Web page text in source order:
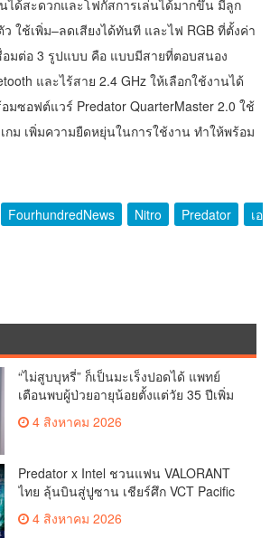
ได้สะดวกและโฟกัสการเล่นได้มากขึ้น มีลูก
ใช้เพิ่ม–ลดเสียงได้ทันที และไฟ RGB ที่ตั้งค่า
อมต่อ 3 รูปแบบ คือ แบบมีสายที่ตอบสนอง
และไร้สาย 2.4 GHz ให้เลือกใช้งานได้
ซอฟต์แวร์ Predator QuarterMaster 2.0 ใช้
กม เพิ่มความยืดหยุ่นในการใช้งาน ทำให้พร้อม
FourhundredNews Nitro Predator
เอ
“ไม่สูบบุหรี่” ก็เป็นมะเร็งปอดได้ แพทย์
เตือนพบผู้ป่วยอายุน้อยตั้งแต่วัย 35 ปีเพิ่ม
ขึ้นคนไทยกว่า 70% รู้ตัวเมื่อโรคลุกลาม
4 สิงหาคม 2026
Predator x Intel ชวนแฟน VALORANT
ไทย ลุ้นบินสู่ปูซาน เชียร์ศึก VCT Pacific
Finals Busan ประเทศเกาหลีใต้ Predator
x Intel ชวนแฟน VALORANT ไทย ลุ้นบิน
4 สิงหาคม 2026